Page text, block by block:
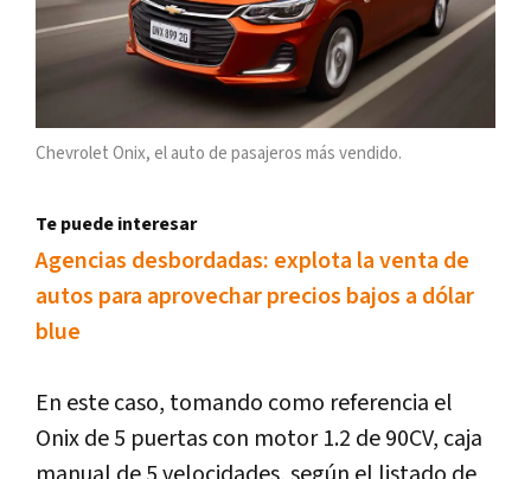
Chevrolet Onix, el auto de pasajeros más vendido.
Te puede interesar
Agencias desbordadas: explota la venta de
autos para aprovechar precios bajos a dólar
blue
En este caso, tomando como referencia el
Onix de 5 puertas con motor 1.2 de 90CV, caja